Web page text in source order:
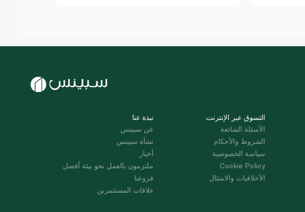
نبذة عنا
عن سبينس
نشأة سبينس
أخبار
ملتزمون بالعمل نحو بيئة أفضل
فروعنا
علاقات المستثمرين
التسوق عبر الإنترنت
الأسئلة الشائعة
الشروط والأحكام
سياسة الخصوصية
Cookie Policy
الأخلاقيات والامتثال